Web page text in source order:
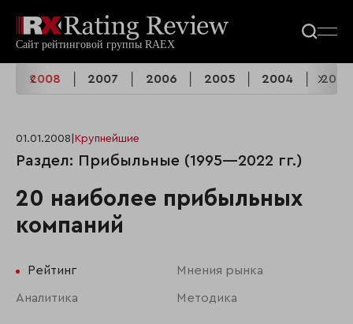
2008 2007 2006 2005 2004 2003
01.01.2008 Крупнейшие
Раздел: Прибыльные (1995—2022 гг.)
20 наиболее прибыльных
компаний
Рейтинг Мнения рынка
Аналитика Методика